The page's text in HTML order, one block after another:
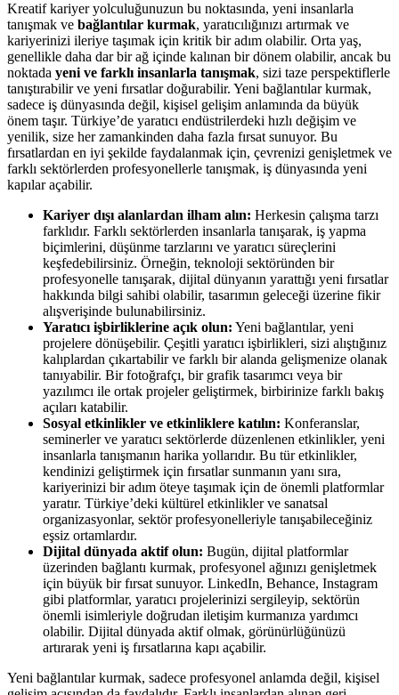
Kreatif kariyer yolculuğunuzun bu noktasında, yeni insanlarla
tanışmak ve bağlantılar kurmak, yaratıcılığınızı artırmak ve
kariyerinizi ileriye taşımak için kritik bir adım olabilir. Orta yaş,
genellikle daha dar bir ağ içinde kalınan bir dönem olabilir, ancak bu
noktada yeni ve farklı insanlarla tanışmak, sizi taze perspektiflerle
tanıştırabilir ve yeni fırsatlar doğurabilir. Yeni bağlantılar kurmak,
sadece iş dünyasında değil, kişisel gelişim anlamında da büyük
önem taşır. Türkiye’de yaratıcı endüstrilerdeki hızlı değişim ve
yenilik, size her zamankinden daha fazla fırsat sunuyor. Bu
fırsatlardan en iyi şekilde faydalanmak için, çevrenizi genişletmek ve
farklı sektörlerden profesyonellerle tanışmak, iş dünyasında yeni
kapılar açabilir.
Kariyer dışı alanlardan ilham alın: Herkesin çalışma tarzı
farklıdır. Farklı sektörlerden insanlarla tanışarak, iş yapma
biçimlerini, düşünme tarzlarını ve yaratıcı süreçlerini
keşfedebilirsiniz. Örneğin, teknoloji sektöründen bir
profesyonelle tanışarak, dijital dünyanın yarattığı yeni fırsatlar
hakkında bilgi sahibi olabilir, tasarımın geleceği üzerine fikir
alışverişinde bulunabilirsiniz.
Yaratıcı işbirliklerine açık olun: Yeni bağlantılar, yeni
projelere dönüşebilir. Çeşitli yaratıcı işbirlikleri, sizi alıştığınız
kalıplardan çıkartabilir ve farklı bir alanda gelişmenize olanak
tanıyabilir. Bir fotoğrafçı, bir grafik tasarımcı veya bir
yazılımcı ile ortak projeler geliştirmek, birbirinize farklı bakış
açıları katabilir.
Sosyal etkinlikler ve etkinliklere katılın: Konferanslar,
seminerler ve yaratıcı sektörlerde düzenlenen etkinlikler, yeni
insanlarla tanışmanın harika yollarıdır. Bu tür etkinlikler,
kendinizi geliştirmek için fırsatlar sunmanın yanı sıra,
kariyerinizi bir adım öteye taşımak için de önemli platformlar
yaratır. Türkiye’deki kültürel etkinlikler ve sanatsal
organizasyonlar, sektör profesyonelleriyle tanışabileceğiniz
eşsiz ortamlardır.
Dijital dünyada aktif olun: Bugün, dijital platformlar
üzerinden bağlantı kurmak, profesyonel ağınızı genişletmek
için büyük bir fırsat sunuyor. LinkedIn, Behance, Instagram
gibi platformlar, yaratıcı projelerinizi sergileyip, sektörün
önemli isimleriyle doğrudan iletişim kurmanıza yardımcı
olabilir. Dijital dünyada aktif olmak, görünürlüğünüzü
artırarak yeni iş fırsatlarına kapı açabilir.
Yeni bağlantılar kurmak, sadece profesyonel anlamda değil, kişisel